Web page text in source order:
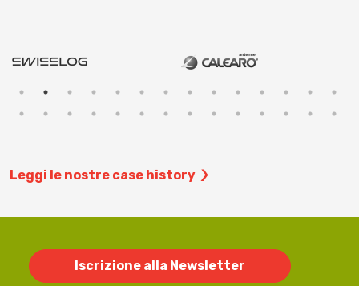
Leggi le nostre case history
Iscrizione alla Newsletter